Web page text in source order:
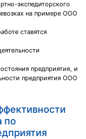
экспедиторского
на примере ООО
ставятся
предприятия, и
предприятия ООО
по